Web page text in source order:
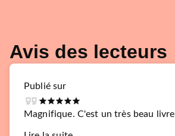
Avis des lecteurs
Publié sur
Magnifique. C'est un très beau livre